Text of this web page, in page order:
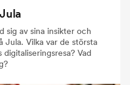
sig av sina insikter och
Jula. Vilka var de största
Vad